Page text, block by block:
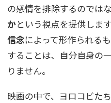
の感情を排除するのではな
かという視点を提供しま
信念によって形作られる
することは、自分自身の
りません。
映画の中で、ヨロコビた